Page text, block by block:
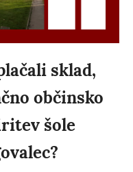
sklad,
občinsko
šole